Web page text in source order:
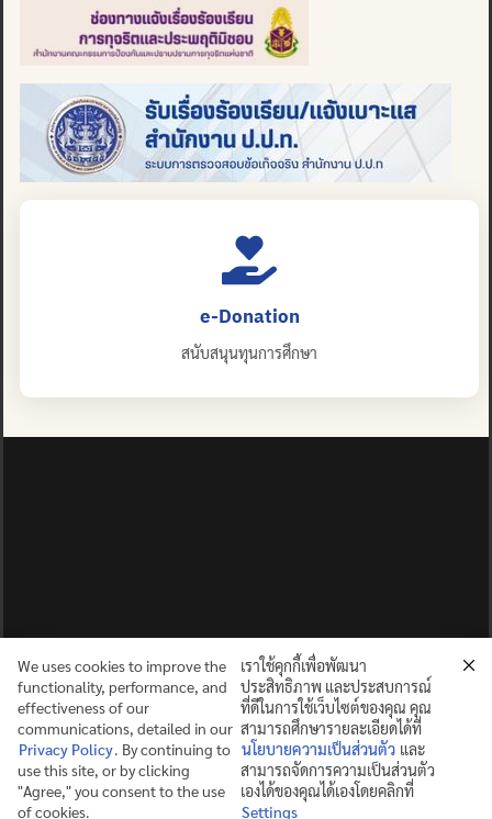
e-Donation
สนับสนุนทุนการศึกษา
ปญฺญาย ปริสุชฺฌติ (คนย่อมบริสุทธิ์ด้วยปัญญา)
©2025 MAHIDOL WITTAYANUSORN SCHOOL. ALL RIGHTS
We uses cookies to improve the
functionality, performance, and
effectiveness of our
communications, detailed in our
Privacy Policy. By continuing to
use this site, or by clicking
"Agree," you consent to the use
of cookies.
เราใช้คุกกี้เพื่อพัฒนา
ประสิทธิภาพ และประสบการณ์
ที่ดีในการใช้เว็บไซต์ของคุณ คุณ
สามารถศึกษารายละเอียดได้ที่
นโยบายความเป็นส่วนตัว และ
สามารถจัดการความเป็นส่วนตัว
เองได้ของคุณได้เองโดยคลิกที่
Settings